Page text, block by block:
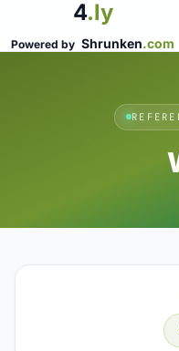
4.ly
Powered by Shrunken.com